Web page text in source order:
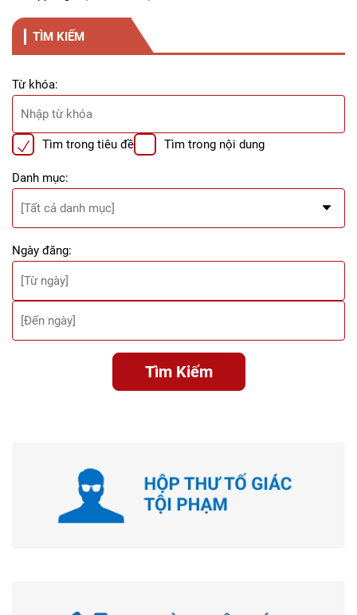
TÌM KIẾM
Từ khóa:
Tìm trong tiêu đề Tìm trong nội dung
Danh mục:
Ngày đăng:
Tìm Kiếm